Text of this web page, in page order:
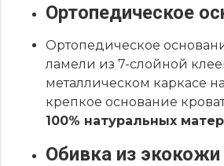
Ортопедическое
Ортопедическое
ламели из 7-слойной
металлическом каркасе
крепкое основание
100% натуральных
Обивка из экокожи